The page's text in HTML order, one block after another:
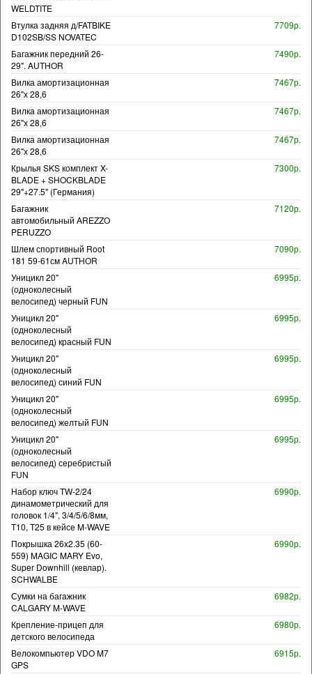
WELDTITE
Втулка задняя д/FATBIKE
D102SB/SS NOVATEC
7709р.
Багажник передний 26-
29". AUTHOR
7490р.
Вилка амортизационная
26"х 28,6
7467р.
Вилка амортизационная
26"х 28,6
7467р.
Вилка амортизационная
26"х 28,6
7467р.
Крылья SKS комплект X-
BLADE + SHOCKBLADE
29"+27.5" (Германия)
7300р.
Багажник
автомобильный AREZZO
PERUZZO
7120р.
Шлем спортивный Root
181 59-61см AUTHOR
7090р.
Уницикл 20"
(одноколесный
велосипед) черный FUN
6995р.
Уницикл 20"
(одноколесный
велосипед) красный FUN
6995р.
Уницикл 20"
(одноколесный
велосипед) синий FUN
6995р.
Уницикл 20"
(одноколесный
велосипед) желтый FUN
6995р.
Уницикл 20"
(одноколесный
велосипед) серебристый
FUN
6995р.
Набор ключ TW-2/24
динамометрический для
головок 1/4", 3/4/5/6/8мм,
T10, T25 в кейсе M-WAVE
6990р.
Покрышка 26x2.35 (60-
559) MAGIC MARY Evo,
Super Downhill (кевлар).
SCHWALBE
6990р.
Сумки на багажник
CALGARY M-WAVE
6982р.
Крепление-прицеп для
детского велосипеда
6980р.
Велокомпьютер VDO M7
GPS
6915р.